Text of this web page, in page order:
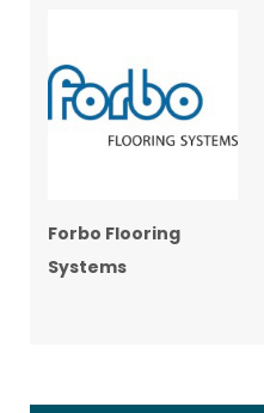
Forbo Flooring
Systems